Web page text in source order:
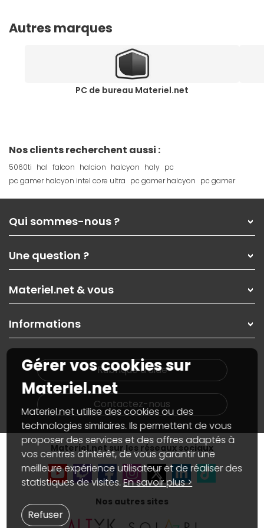
Autres marques
PC de bureau Materiel.net
Nos clients recherchent aussi :
5060ti hal falcon halcion halcyon haly pc
pc gamer halcyon intel core ultra pc gamer halcyon pc gamer
Qui sommes-nous ?
Nos services
Les magasins Materiel.net
Nos solutions pour les pros
Contactez-nous
Une question ?
Paiement, livraison
Garanties,Pack Zen
SAV, demander un retour
Informations
Materiel.net & vous
On rachète votre carte graphique
PC sur mesure : Votre RDV personnalisé
Notre démarche écologique
Materiel.net recrute
Notre programme d'affiliation
Partenariat & Sponsoring
Informations
Plan du site
Nos marques
Conditions générales de vente
Marketplace
Informations légales
Données personnellesetcookies
Gérer vos cookies
Accessibilité : non conforme
Rubrique d'aide
Contactez-nous
Materiel.net sur les réseaux sociaux
Nos autres sites
Gérer vos cookies sur
Materiel.net
Materiel.net utilise des cookies ou des
technologies similaires. Ils permettent de vous
proposer des services et des offres adaptés à
vos centres d’intérêt, de vous garantir une
meilleure expérience utilisateur et de réaliser des
statistiques de visites.En savoir plus >
Refuser